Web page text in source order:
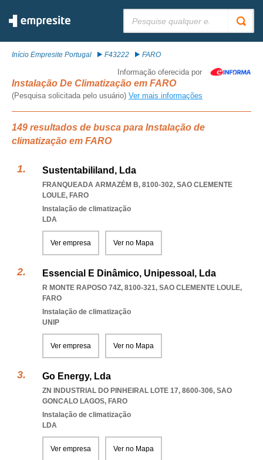
Início Empresite Portugal F43222 FARO
Informação oferecida por
Instalação De Climatização em FARO
(Pesquisa solicitada pelo usuário) Ver mais informações
149 resultados de busca para Instalação de
climatização em FARO
Sustentabililand, Lda
FRANQUEADA ARMAZÉM B, 8100-302, SAO CLEMENTE
LOULE, FARO
Instalação de climatização
LDA
Ver empresa Ver no Mapa
Essencial E Dinâmico, Unipessoal, Lda
R MONTE RAPOSO 74Z, 8100-321, SAO CLEMENTE LOULE,
FARO
Instalação de climatização
UNIP
Ver empresa Ver no Mapa
Go Energy, Lda
ZN INDUSTRIAL DO PINHEIRAL LOTE 17, 8600-306, SAO
GONCALO LAGOS, FARO
Instalação de climatização
LDA
Ver empresa Ver no Mapa